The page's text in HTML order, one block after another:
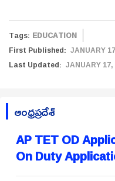
Tags: EDUCATION
First Published: JANUARY
Last Updated: JANUARY
ఆంధ్రప్రదేశ్
AP TET OD
On Duty